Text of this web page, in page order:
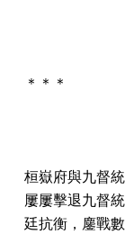
＊＊＊
桓嶽府與九督
屢屢擊退九督
廷抗衡，鏖戰